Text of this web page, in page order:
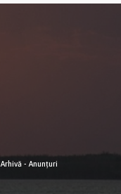
Arhivă - Anunțuri